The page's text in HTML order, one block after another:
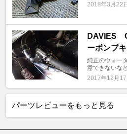
2018年3月22日
DAVIES
ーポンプ
純正のウォー
意できないな
2017年12月17
パーツレビューをもっと見る